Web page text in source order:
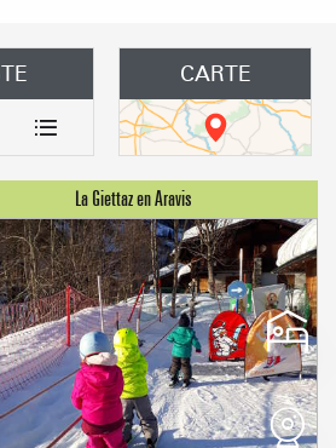
BOIRE ET
live
ENNEIGEMENT
Hauteur
0 CM
Qualité de la neige
HUMIDE
Hauteur
125 CM
Qualité de la neige
FRAICHE
Hauteur
190 CM
Qualité de la neige
DE PRINTEMPS
Hauteur
60 CM
Qualité de la neige
DE PRINTEMPS
CARTE